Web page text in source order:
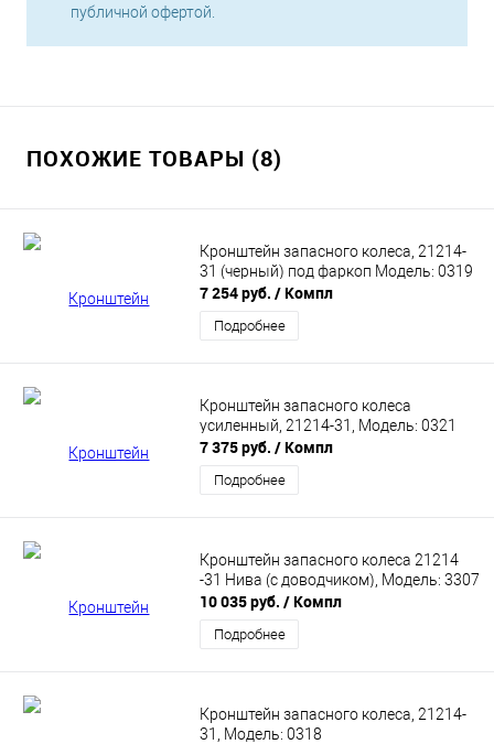
публичной офертой.
ПОХОЖИЕ ТОВАРЫ (8)
Кронштейн запасного колеса, 21214-
31 (черный) под фаркоп Модель: 0319
7 254 руб. / Компл
Подробнее
Кронштейн запасного колеса
усиленный, 21214-31, Модель: 0321
7 375 руб. / Компл
Подробнее
Кронштейн запасного колеса 21214
-31 Нива (с доводчиком), Модель: 3307
10 035 руб. / Компл
Подробнее
Кронштейн запасного колеса, 21214-
31, Модель: 0318